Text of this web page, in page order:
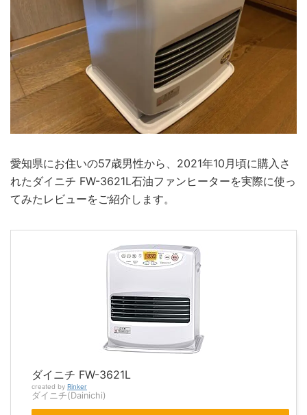
愛知県にお住いの57歳男性から、2021年10月頃に購入さ
れたダイニチ FW-3621L石油ファンヒーターを実際に使っ
てみたレビューをご紹介します。
ダイニチ FW-3621L
created by Rinker
ダイニチ(Dainichi)